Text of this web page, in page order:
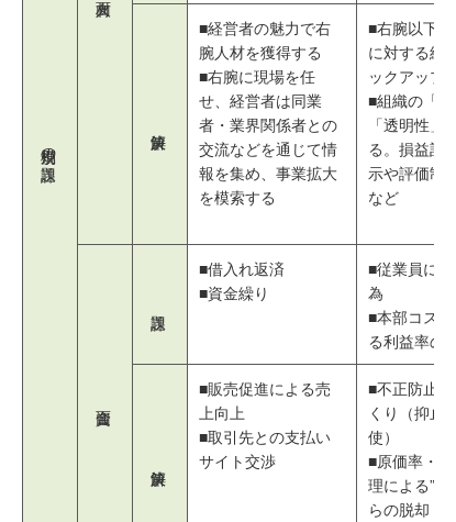
規模別の課題
■経営者の魅力で右
腕人材を獲得する
■右腕に現場を任
せ、経営者は同業
者・業界関係者との
交流などを通じて情
報を集め、事業拡大
を模索する
■右腕以下
に対する経
ックアップ体
■組織の「
「透明性」
る。損益計
示や評価制
など
■借入れ返済
■資金繰り
■従業員に
為
■本部コス
る利益率の低
■販売促進による売
上向上
■取引先との支払い
サイト交渉
■不正防止
くり（抑止
使）
■原価率・
理による”丼
らの脱却